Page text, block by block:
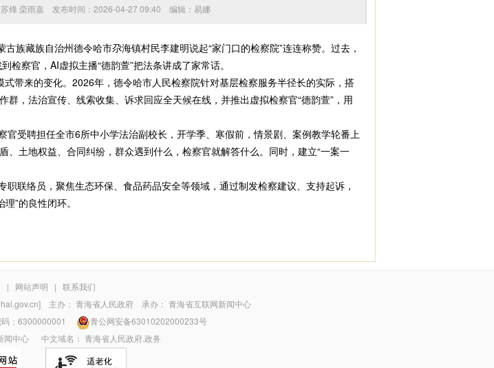
苏烽 栾雨嘉 发布时间：2026-04-27 09:40 编辑：易娜
藏族自治州德令哈市尕海镇村民李建明说起“家门口的检察院”连连称赞。过去，
察官，AI虚拟主播“德韵萱”把法条讲成了家常话。
带来的变化。2026年，德令哈市人民检察院针对基层检察服务半径长的实际，搭
群，法治宣传、线索收集、诉求回应全天候在线，并推出虚拟检察官“德韵萱”，用
受聘担任全市6所中小学法治副校长，开学季、寒假前，情景剧、案例教学轮番上
土地权益、合同纠纷，群众遇到什么，检察官就解答什么。同时，建立“一案一
络员，聚焦生态环保、食品药品安全等领域，通过制发检察建议、支持起诉，
”的良性闭环。
| 网站声明 | 联系我们
主办： 青海省人民政府 承办： 青海省互联网新闻中心
：6300000001
青公网安备63010202000233号
闻中心中文域名： 青海省人民政府.政务